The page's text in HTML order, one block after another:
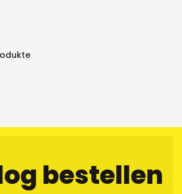
Sache.
bestellen